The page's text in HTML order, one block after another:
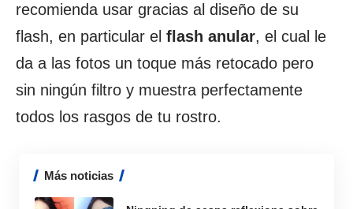
recomienda usar gracias al diseño de su
flash, en particular el flash anular, el cual le
da a las fotos un toque más retocado pero
sin ningún filtro y muestra perfectamente
todos los rasgos de tu rostro.
Más noticias